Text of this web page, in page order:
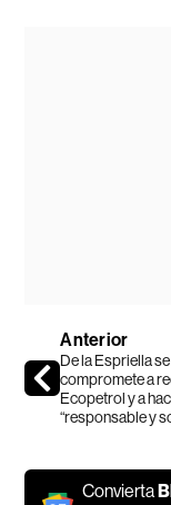
Anterior
De la Espriella se
compromete a
Ecopetrol y a
“responsable y
Convierta